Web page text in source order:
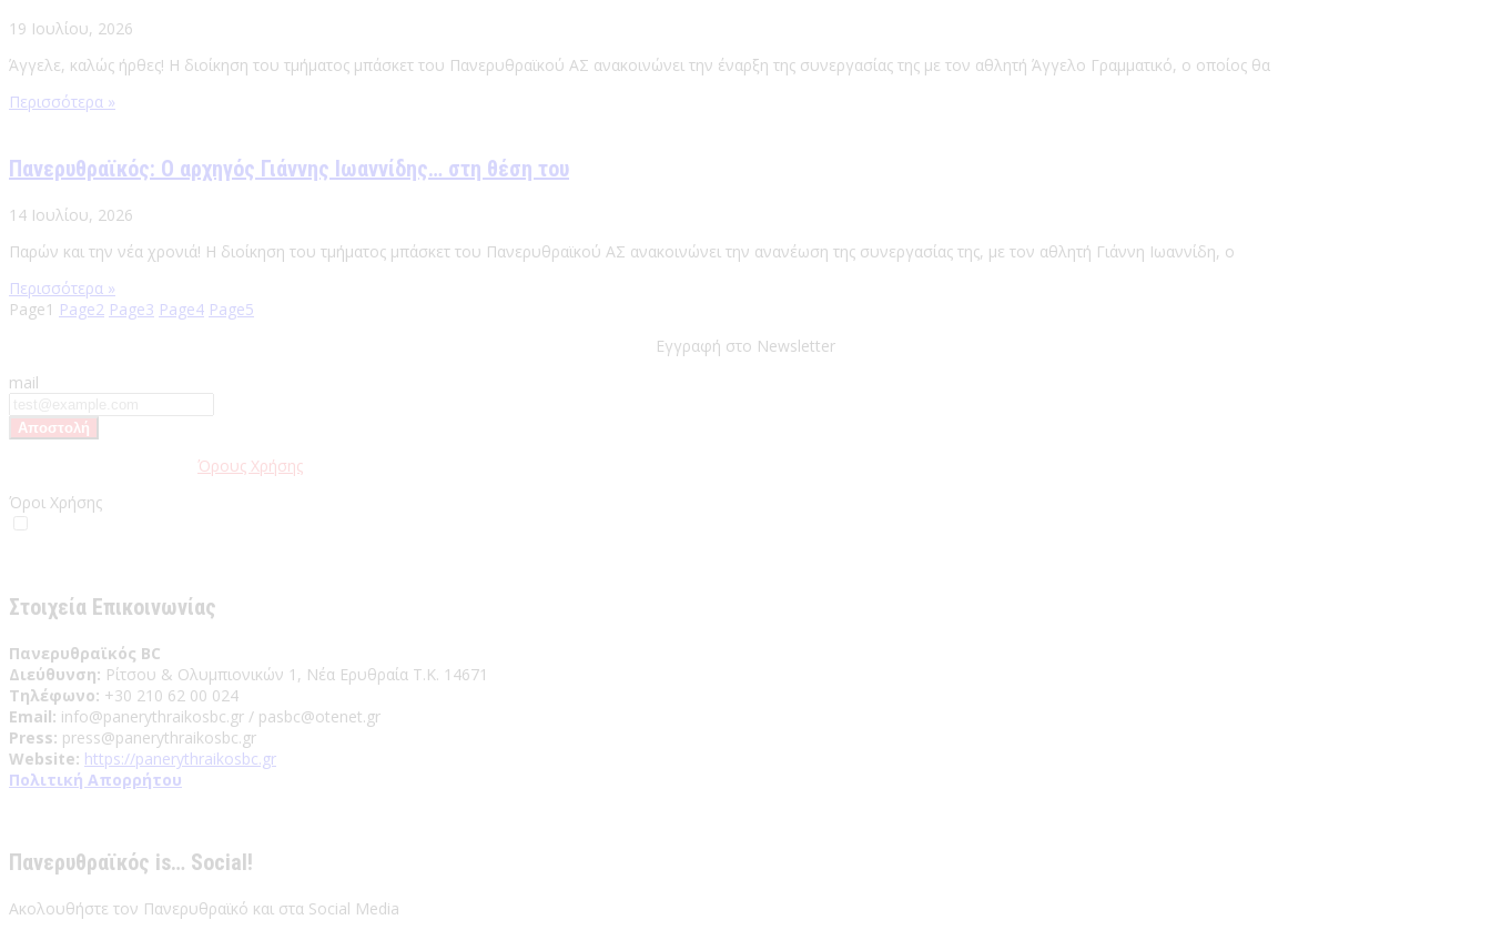
19 Ιουλίου, 2026
Άγγελε, καλώς ήρθες! Η διοίκηση του τμήματος μπάσκετ του Πανερυθραϊκού ΑΣ ανακοινώνει την έναρξη της συνεργασίας της με τον αθλητή Άγγελο Γραμματικό, ο οποίος θα
Περισσότερα »
Πανερυθραϊκός: Ο αρχηγός Γιάννης Ιωαννίδης… στη θέση του
14 Ιουλίου, 2026
Παρών και την νέα χρονιά! Η διοίκηση του τμήματος μπάσκετ του Πανερυθραϊκού ΑΣ ανακοινώνει την ανανέωση της συνεργασίας της, με τον αθλητή Γιάννη Ιωαννίδη, ο
Περισσότερα »
Page1 Page2 Page3 Page4 Page5
Εγγραφή στο Newsletter
mail
Όρους Χρήσης
Όροι Χρήσης
Στοιχεία Επικοινωνίας
Πανερυθραϊκός BC
Διεύθυνση: Ρίτσου & Ολυμπιονικών 1, Νέα Ερυθραία Τ.Κ. 14671
Τηλέφωνο: +30 210 62 00 024
Email: info@panerythraikosbc.gr / pasbc@otenet.gr
Press: press@panerythraikosbc.gr
Website: https://panerythraikosbc.gr
Πολιτική Απορρήτου
Πανερυθραϊκός is… Social!
Ακολουθήστε τον Πανερυθραϊκό και στα Social Media